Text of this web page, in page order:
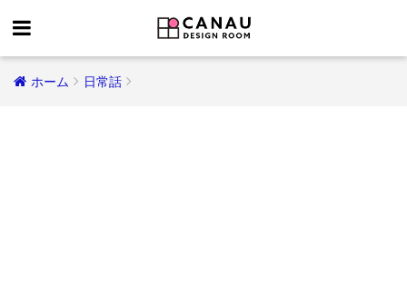
ホーム 日常話